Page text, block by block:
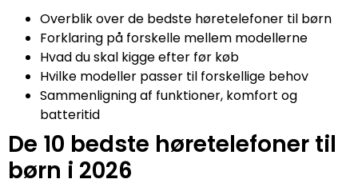
Overblik over de bedste høretelefoner til børn
Forklaring på forskelle mellem modellerne
Hvad du skal kigge efter før køb
Hvilke modeller passer til forskellige behov
Sammenligning af funktioner, komfort og
batteritid
De 10 bedste høretelefoner til
børn i 2026